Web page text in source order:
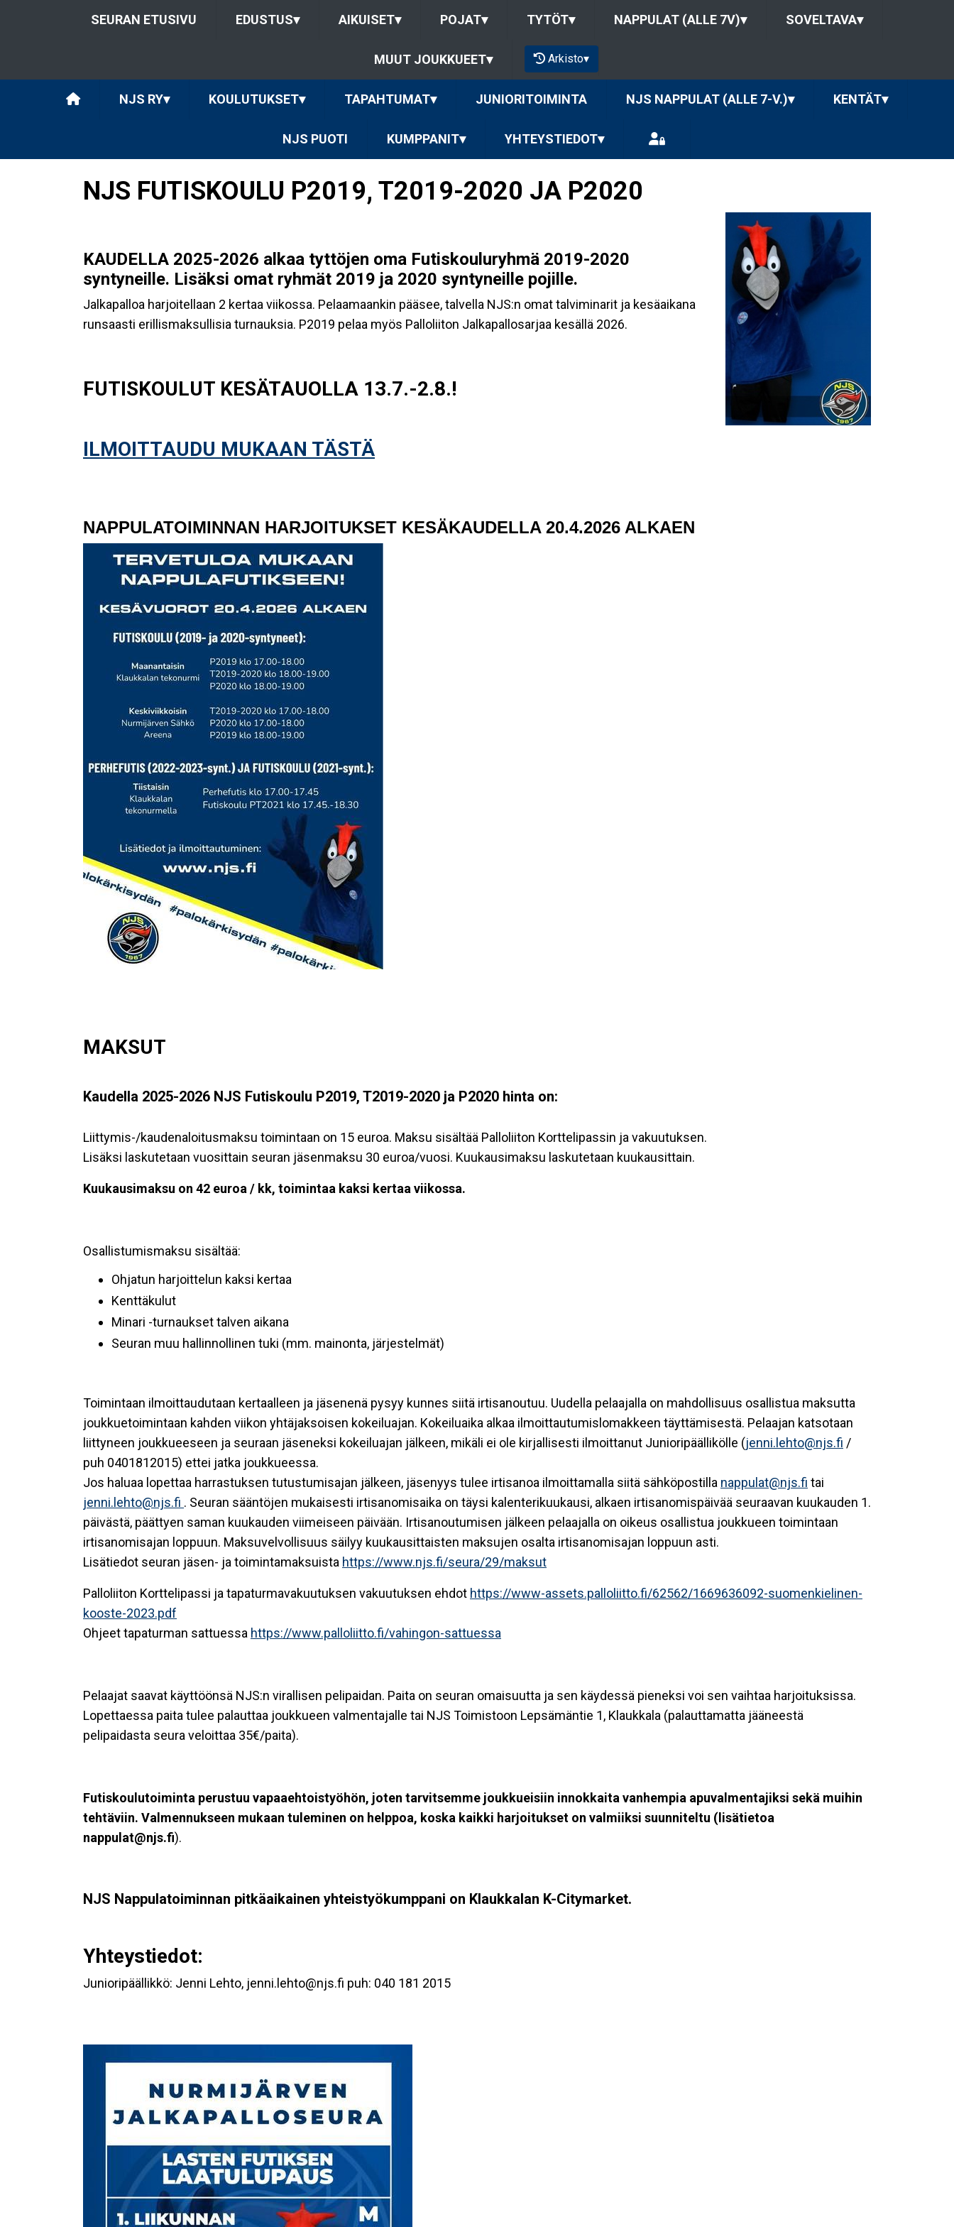
SEURAN ETUSIVU EDUSTUS▾ AIKUISET▾ POJAT▾ TYTÖT▾ NAPPULAT (ALLE 7V)▾ SOVELTAVA▾
MUUT JOUKKUEET▾ Arkisto▾
NJS RY▾ KOULUTUKSET▾ TAPAHTUMAT▾ JUNIORITOIMINTA NJS NAPPULAT (ALLE 7-V.)▾ KENTÄT▾
NJS PUOTI KUMPPANIT▾ YHTEYSTIEDOT▾
NJS FUTISKOULU P2019, T2019-2020 JA P2020
KAUDELLA 2025-2026 alkaa tyttöjen oma Futiskouluryhmä 2019-2020
syntyneille. Lisäksi omat ryhmät 2019 ja 2020 syntyneille pojille.
Jalkapalloa harjoitellaan 2 kertaa viikossa. Pelaamaankin pääsee, talvella NJS:n omat talviminarit ja kesäaikana
runsaasti erillismaksullisia turnauksia. P2019 pelaa myös Palloliiton Jalkapallosarjaa kesällä 2026.
FUTISKOULUT KESÄTAUOLLA 13.7.-2.8.!
ILMOITTAUDU MUKAAN TÄSTÄ
NAPPULATOIMINNAN HARJOITUKSET KESÄKAUDELLA 20.4.2026 ALKAEN
MAKSUT
Kaudella 2025-2026 NJS Futiskoulu P2019, T2019-2020 ja P2020 hinta on:
Liittymis-/kaudenaloitusmaksu toimintaan on 15 euroa. Maksu sisältää Palloliiton Korttelipassin ja vakuutuksen.
Lisäksi laskutetaan vuosittain seuran jäsenmaksu 30 euroa/vuosi. Kuukausimaksu laskutetaan kuukausittain.
Kuukausimaksu on 42 euroa / kk, toimintaa kaksi kertaa viikossa.
Osallistumismaksu sisältää:
Ohjatun harjoittelun kaksi kertaa
Kenttäkulut
Minari -turnaukset talven aikana
Seuran muu hallinnollinen tuki (mm. mainonta, järjestelmät)
Toimintaan ilmoittaudutaan kertaalleen ja jäsenenä pysyy kunnes siitä irtisanoutuu. Uudella pelaajalla on mahdollisuus osallistua maksutta
joukkuetoimintaan kahden viikon yhtäjaksoisen kokeiluajan. Kokeiluaika alkaa ilmoittautumislomakkeen täyttämisestä. Pelaajan katsotaan
liittyneen joukkueeseen ja seuraan jäseneksi kokeiluajan jälkeen, mikäli ei ole kirjallisesti ilmoittanut Junioripäällikölle (jenni.lehto@njs.fi /
puh 0401812015) ettei jatka joukkueessa.
Jos haluaa lopettaa harrastuksen tutustumisajan jälkeen, jäsenyys tulee irtisanoa ilmoittamalla siitä sähköpostilla nappulat@njs.fi tai
jenni.lehto@njs.fi . Seuran sääntöjen mukaisesti irtisanomisaika on täysi kalenterikuukausi, alkaen irtisanomispäivää seuraavan kuukauden 1.
päivästä, päättyen saman kuukauden viimeiseen päivään. Irtisanoutumisen jälkeen pelaajalla on oikeus osallistua joukkueen toimintaan
irtisanomisajan loppuun. Maksuvelvollisuus säilyy kuukausittaisten maksujen osalta irtisanomisajan loppuun asti.
Lisätiedot seuran jäsen- ja toimintamaksuista https://www.njs.fi/seura/29/maksut
Palloliiton Korttelipassi ja tapaturmavakuutuksen vakuutuksen ehdot https://www-assets.palloliitto.fi/62562/1669636092-suomenkielinen-
kooste-2023.pdf
Ohjeet tapaturman sattuessa https://www.palloliitto.fi/vahingon-sattuessa
Pelaajat saavat käyttöönsä NJS:n virallisen pelipaidan. Paita on seuran omaisuutta ja sen käydessä pieneksi voi sen vaihtaa harjoituksissa.
Lopettaessa paita tulee palauttaa joukkueen valmentajalle tai NJS Toimistoon Lepsämäntie 1, Klaukkala (palauttamatta jääneestä
pelipaidasta seura veloittaa 35€/paita).
Futiskoulutoiminta perustuu vapaaehtoistyöhön, joten tarvitsemme joukkueisiin innokkaita vanhempia apuvalmentajiksi sekä muihin
tehtäviin. Valmennukseen mukaan tuleminen on helppoa, koska kaikki harjoitukset on valmiiksi suunniteltu (lisätietoa
nappulat@njs.fi).
NJS Nappulatoiminnan pitkäaikainen yhteistyökumppani on Klaukkalan K-Citymarket.
Yhteystiedot:
Junioripäällikkö: Jenni Lehto, jenni.lehto@njs.fi puh: 040 181 2015